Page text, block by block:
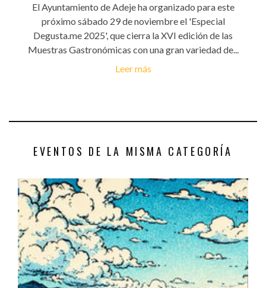
El Ayuntamiento de Adeje ha organizado para este
próximo sábado 29 de noviembre el 'Especial
Degusta.me 2025', que cierra la XVI edición de las
Muestras Gastronómicas con una gran variedad de...
Leer más
EVENTOS DE LA MISMA CATEGORÍA